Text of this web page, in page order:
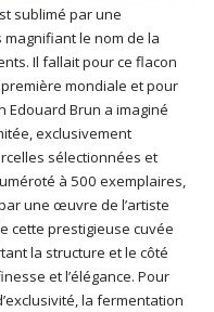
sublimé par une
le nom de la
Il fallait pour ce flacon
mondiale et pour
Edouard Brun a imaginé
exclusivement
sélectionnées et
à 500 exemplaires,
une œuvre de l’artiste
cette prestigieuse cuvée
la structure et le côté
et l’élégance. Pour
la fermentation